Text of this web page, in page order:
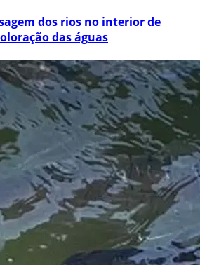
dos rios no interior de
das águas